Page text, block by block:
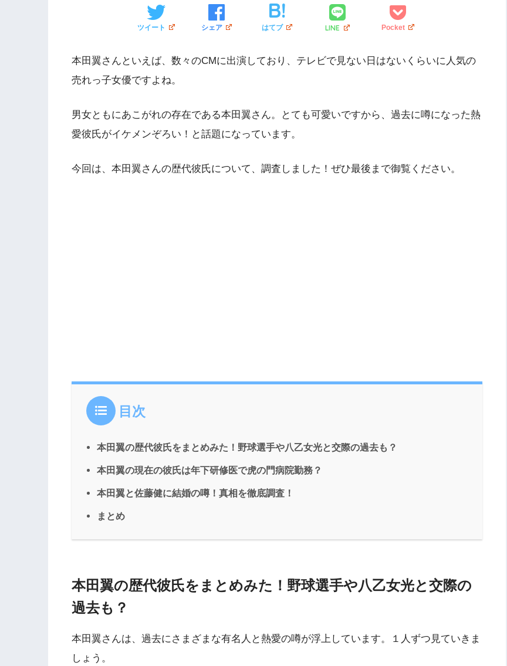
ツイート シェア はてブ LINE Pocket
本田翼さんといえば、数々のCMに出演しており、テレビで見ない日はないくらいに人気の
売れっ子女優ですよね。
男女ともにあこがれの存在である本田翼さん。とても可愛いですから、過去に噂になった熱
愛彼氏がイケメンぞろい！と話題になっています。
今回は、本田翼さんの歴代彼氏について、調査しました！ぜひ最後まで御覧ください。
目次
本田翼の歴代彼氏をまとめみた！野球選手や八乙女光と交際の過去も？
本田翼の現在の彼氏は年下研修医で虎の門病院勤務？
本田翼と佐藤健に結婚の噂！真相を徹底調査！
まとめ
本田翼の歴代彼氏をまとめみた！野球選手や八乙女光と交際の
過去も？
本田翼さんは、過去にさまざまな有名人と熱愛の噂が浮上しています。１人ずつ見ていきま
しょう。